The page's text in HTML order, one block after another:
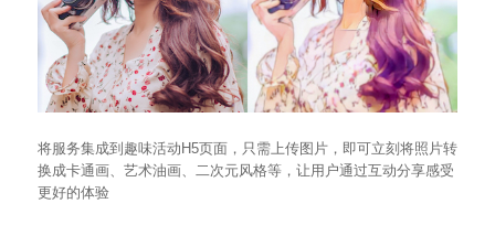
将服务集成到趣味活动H5页面，只需上传图片，即可立刻将照片转
换成卡通画、艺术油画、二次元风格等，让用户通过互动分享感受
更好的体验